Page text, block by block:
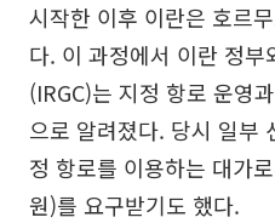
시작한 이후 이란은 호르
다. 이 과정에서 이란 정부
(IRGC)는 지정 항로 운영
으로 알려졌다. 당시 일부
정 항로를 이용하는 대가
원)를 요구받기도 했다.